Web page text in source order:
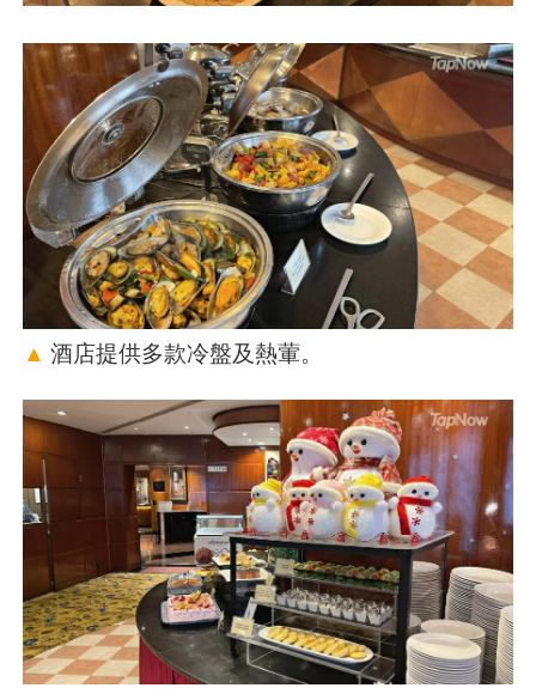
▲酒店提供多款冷盤及熱葷。